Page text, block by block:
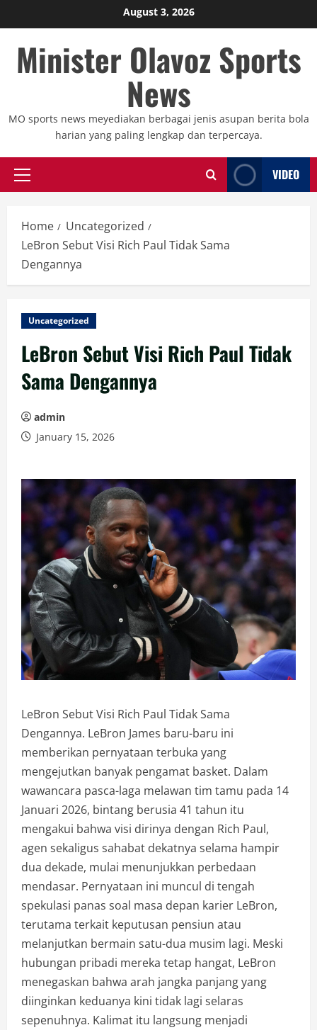
to
content
August 3, 2026
Minister Olavoz Sports
News
MO sports news meyediakan berbagai jenis asupan berita bola
harian yang paling lengkap dan terpercaya.
Primary
VIDEO
Home
Uncategorized
LeBron Sebut Visi Rich Paul Tidak Sama
Dengannya
Uncategorized
LeBron Sebut Visi Rich Paul Tidak
Sama Dengannya
admin
January 15, 2026
LeBron Sebut Visi Rich Paul Tidak Sama
Dengannya. LeBron James baru-baru ini
memberikan pernyataan terbuka yang
mengejutkan banyak pengamat basket. Dalam
wawancara pasca-laga melawan tim tamu pada 14
Januari 2026, bintang berusia 41 tahun itu
mengakui bahwa visi dirinya dengan Rich Paul,
agen sekaligus sahabat dekatnya selama hampir
dua dekade, mulai menunjukkan perbedaan
mendasar. Pernyataan ini muncul di tengah
spekulasi panas soal masa depan karier LeBron,
terutama terkait keputusan pensiun atau
melanjutkan bermain satu-dua musim lagi. Meski
hubungan pribadi mereka tetap hangat, LeBron
menegaskan bahwa arah jangka panjang yang
diinginkan keduanya kini tidak lagi selaras
sepenuhnya. Kalimat itu langsung menjadi